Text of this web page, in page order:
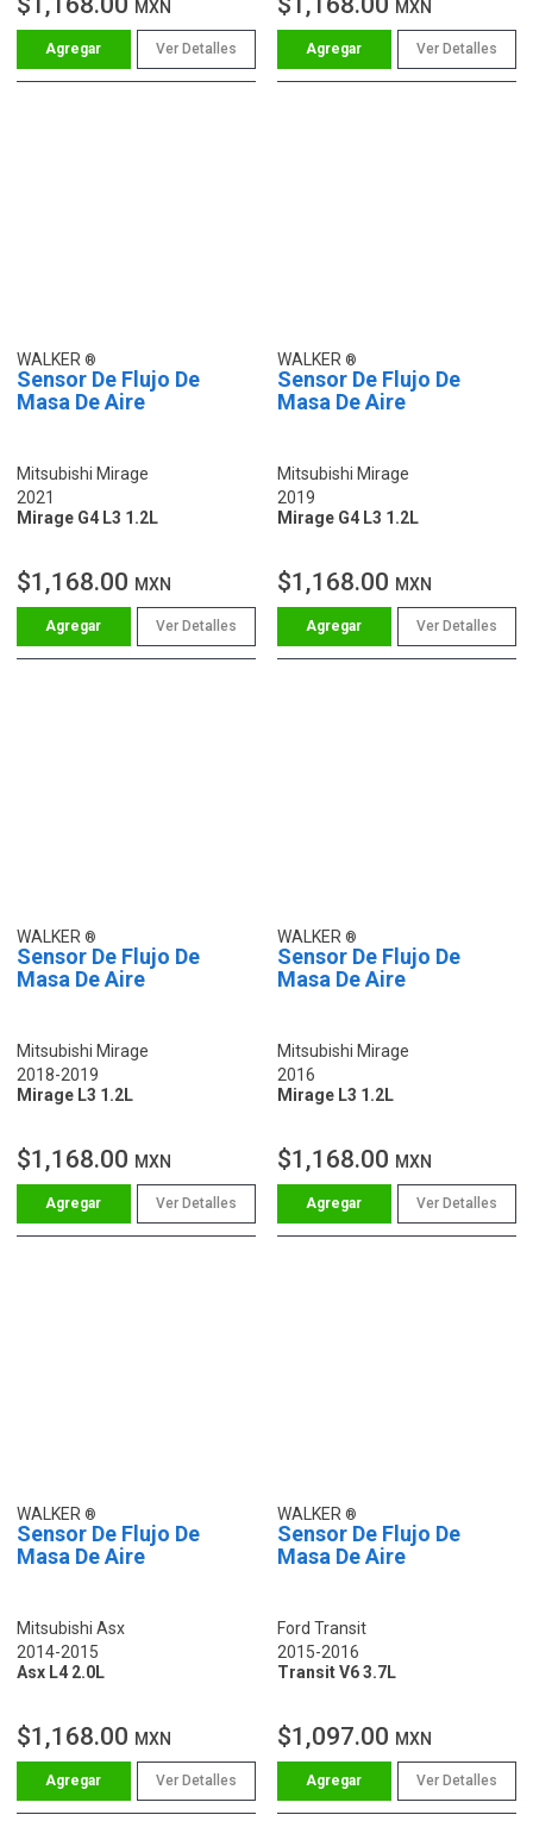
MXN
Ver Detalles
MXN
Ver Detalles
WALKER
Sensor De Flujo De
Masa De Aire
Mitsubishi Mirage
2021
Mirage G4 L3 1.2L
$1,168.00 MXN
Ver Detalles
WALKER
Sensor De Flujo De
Masa De Aire
Mitsubishi Mirage
2019
Mirage G4 L3 1.2L
$1,168.00 MXN
Ver Detalles
WALKER
Sensor De Flujo De
Masa De Aire
Mitsubishi Mirage
2018-2019
Mirage L3 1.2L
$1,168.00 MXN
Ver Detalles
WALKER
Sensor De Flujo De
Masa De Aire
Mitsubishi Mirage
2016
Mirage L3 1.2L
$1,168.00 MXN
Ver Detalles
WALKER
Sensor De Flujo De
Masa De Aire
Mitsubishi Asx
2014-2015
Asx L4 2.0L
$1,168.00 MXN
Ver Detalles
WALKER
Sensor De Flujo De
Masa De Aire
Ford Transit
2015-2016
Transit V6 3.7L
$1,097.00 MXN
Ver Detalles